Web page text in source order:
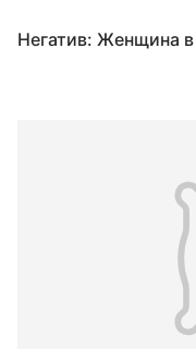
Негатив: Женщина